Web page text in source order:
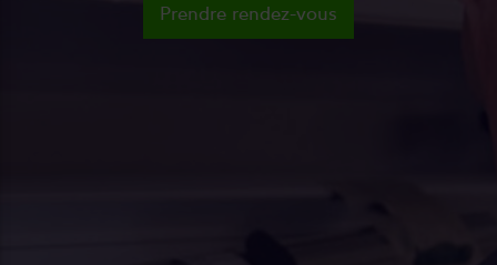
Prendre rendez-vous